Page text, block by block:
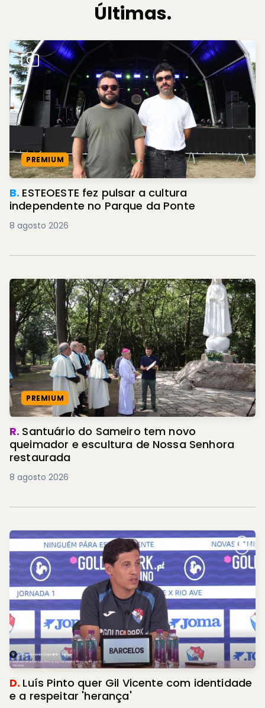
Últimas.
PREMIUM
B. ESTEOESTE fez pulsar a cultura
independente no Parque da Ponte
8 agosto 2026
PREMIUM
R. Santuário do Sameiro tem novo
queimador e escultura de Nossa Senhora
restaurada
8 agosto 2026
D. Luís Pinto quer Gil Vicente com identidade
e a respeitar 'herança'